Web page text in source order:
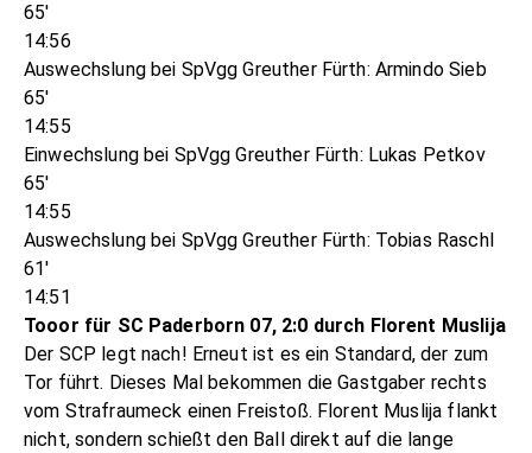
65'
14:56
Auswechslung bei SpVgg Greuther Fürth: Armindo Sieb
65'
14:55
Einwechslung bei SpVgg Greuther Fürth: Lukas Petkov
65'
14:55
Auswechslung bei SpVgg Greuther Fürth: Tobias Raschl
61'
14:51
Tooor für SC Paderborn 07, 2:0 durch Florent Muslija
Der SCP legt nach! Erneut ist es ein Standard, der zum
Tor führt. Dieses Mal bekommen die Gastgaber rechts
vom Strafraumeck einen Freistoß. Florent Muslija flankt
nicht, sondern schießt den Ball direkt auf die lange